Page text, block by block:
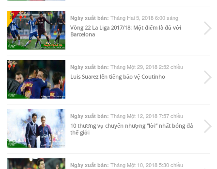
Ngày xuất bản: Tháng Hai 5, 2018 6:00 sáng
Vòng 22 La Liga 2017/18: Một điểm là đủ với
Barcelona
Ngày xuất bản: Tháng Một 29, 2018 2:52 chiều
Luis Suarez lên tiếng bảo vệ Coutinho
Ngày xuất bản: Tháng Một 12, 2018 7:57 chiều
10 thương vụ chuyển nhượng “lời” nhất bóng đá
thế giới
Ngày xuất bản: Tháng Một 10, 2018 5:30 chiều